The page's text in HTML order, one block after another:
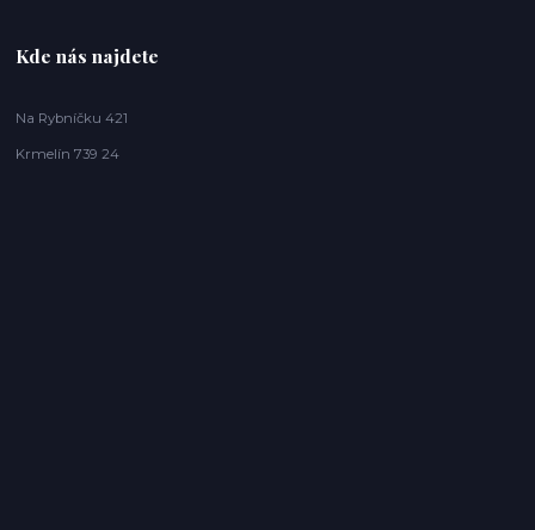
Kde nás najdete
Na Rybníčku 421
Krmelín 739 24